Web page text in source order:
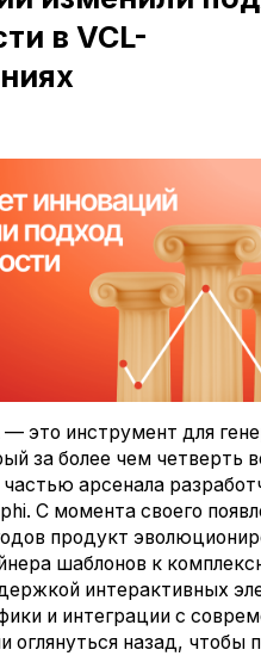
в VCL-
— это инструмент для
за более чем четверть
арсенала
С момента своего
продукт
шаблонов к
интерактивных
и интеграции с
оглянуться назад, чтобы